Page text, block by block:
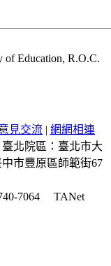
Education, R.O.C.
見交流 | 網網相連
臺北院區：臺北市大
市豐原區師範街67
7064
TANet